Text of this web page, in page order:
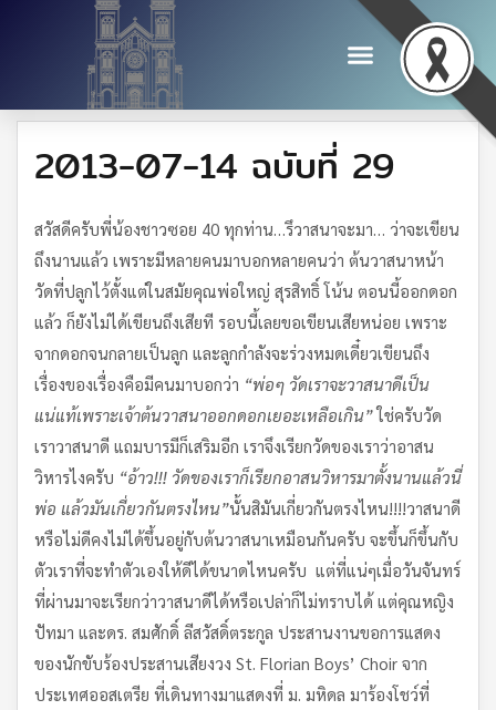
2013-07-14 ฉบับที่ 29
สวัสดีครับพี่น้องชาวซอย 40 ทุกท่าน…รึวาสนาจะมา… ว่าจะเขียน
ถึงนานแล้ว เพราะมีหลายคนมาบอกหลายคนว่า ต้นวาสนาหน้า
วัดที่ปลูกไว้ตั้งแต่ในสมัยคุณพ่อใหญ่ สุรสิทธิ์ โน้น ตอนนี้ออกดอก
แล้ว ก็ยังไม่ได้เขียนถึงเสียที รอบนี้เลยขอเขียนเสียหน่อย เพราะ
จากดอกจนกลายเป็นลูก และลูกกำลังจะร่วงหมดเดี๋ยวเขียนถึง
เรื่องของเรื่องคือมีคนมาบอกว่า “พ่อๆ วัดเราจะวาสนาดีเป็น
แน่แท้เพราะเจ้าต้นวาสนาออกดอกเยอะเหลือเกิน”ใช่ครับวัด
เราวาสนาดี แถมบารมีก็เสริมอีก เราจึงเรียกวัดของเราว่าอาสน
วิหารไงครับ “อ้าว!!! วัดของเราก็เรียกอาสนวิหารมาตั้งนานแล้วนี่
พ่อ แล้วมันเกี่ยวกันตรงไหน”นั้นสิมันเกี่ยวกันตรงไหน!!!!วาสนาดี
หรือไม่ดีคงไม่ได้ขึ้นอยู่กับต้นวาสนาเหมือนกันครับ จะขึ้นก็ขึ้นกับ
ตัวเราที่จะทำตัวเองให้ดีได้ขนาดไหนครับ แต่ที่แน่ๆเมื่อวันจันทร์
ที่ผ่านมาจะเรียกว่าวาสนาดีได้หรือเปล่าก็ไม่ทราบได้ แต่คุณหญิง
ปัทมา และดร. สมศักดิ์ ลีสวัสดิ์ตระกูล ประสานงานขอการแสดง
ของนักขับร้องประสานเสียงวง St. Florian Boys’ Choir จาก
ประเทศออสเตรีย ที่เดินทางมาแสดงที่ ม. มหิดล มาร้องโชว์ที่